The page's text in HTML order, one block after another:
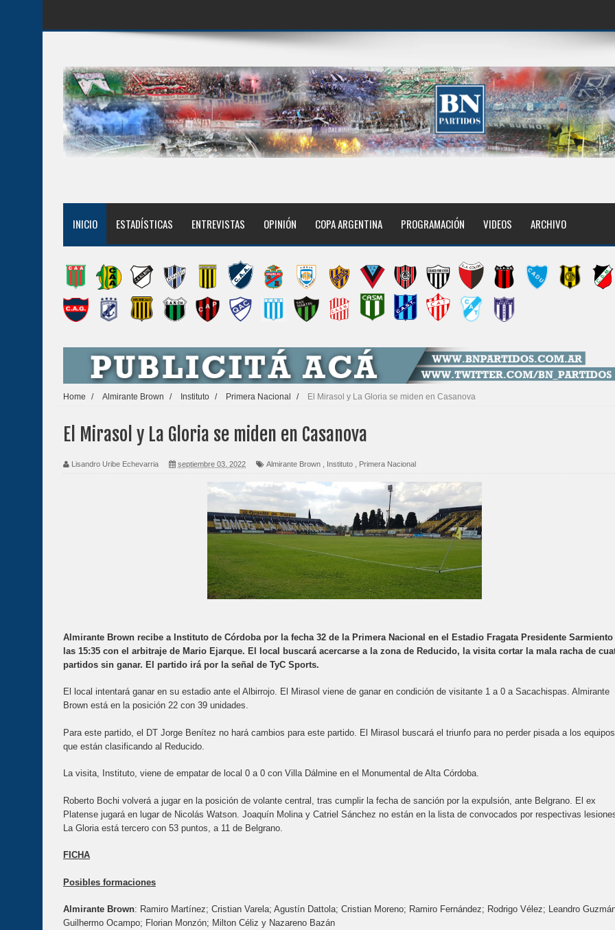
INICIO ESTADÍSTICAS ENTREVISTAS OPINIÓN COPA ARGENTINA PROGRAMACIÓN VIDEOS ARCHIVO
Home / Almirante Brown / Instituto / Primera Nacional / El Mirasol y La Gloria se miden en Casanova
El Mirasol y La Gloria se miden en Casanova
Lisandro Uribe Echevarria septiembre 03, 2022 Almirante Brown Instituto Primera Nacional
Almirante Brown recibe a Instituto de Córdoba por la fecha 32 de la Primera Nacional en el Estadio Fragata Presidente Sarmiento
las 15:35 con el arbitraje de Mario Ejarque. El local buscará acercarse a la zona de Reducido, la visita cortar la mala racha de
partidos sin ganar. El partido irá por la señal de TyC Sports.
El local intentará ganar en su estadio ante el Albirrojo. El Mirasol viene de ganar en condición de visitante 1 a 0 a Sacachispas. Almirante
Brown está en la posición 22 con 39 unidades.
Para este partido, el DT Jorge Benítez no hará cambios para este partido. El Mirasol buscará el triunfo para no perder pisada a los equipos
que están clasificando al Reducido.
La visita, Instituto, viene de empatar de local 0 a 0 con Villa Dálmine en el Monumental de Alta Córdoba.
Roberto Bochi volverá a jugar en la posición de volante central, tras cumplir la fecha de sanción por la expulsión, ante Belgrano. El ex
Platense jugará en lugar de Nicolás Watson. Joaquín Molina y Catriel Sánchez no están en la lista de convocados por respectivas
La Gloria está tercero con 53 puntos, a 11 de Belgrano.
FICHA
Posibles formaciones
Almirante Brown: Ramiro Martínez; Cristian Varela; Agustín Dattola; Cristian Moreno; Ramiro Fernández; Rodrigo Vélez; Leandro
Guilhermo Ocampo; Florian Monzón; Milton Céliz y Nazareno Bazán